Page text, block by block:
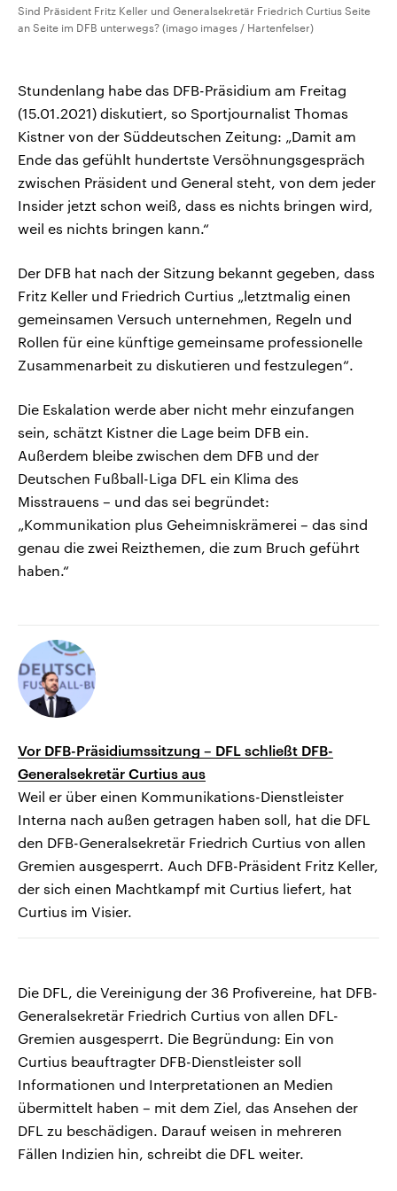
Sind Präsident Fritz Keller und Generalsekretär Friedrich Curtius Seite
an Seite im DFB unterwegs? (imago images / Hartenfelser)
Stundenlang habe das DFB-Präsidium am Freitag
(15.01.2021) diskutiert, so Sportjournalist Thomas
Kistner von der Süddeutschen Zeitung: „Damit am
Ende das gefühlt hundertste Versöhnungsgespräch
zwischen Präsident und General steht, von dem jeder
Insider jetzt schon weiß, dass es nichts bringen wird,
weil es nichts bringen kann.“
Der DFB hat nach der Sitzung bekannt gegeben, dass
Fritz Keller und Friedrich Curtius „letztmalig einen
gemeinsamen Versuch unternehmen, Regeln und
Rollen für eine künftige gemeinsame professionelle
Zusammenarbeit zu diskutieren und festzulegen“.
Die Eskalation werde aber nicht mehr einzufangen
sein, schätzt Kistner die Lage beim DFB ein.
Außerdem bleibe zwischen dem DFB und der
Deutschen Fußball-Liga DFL ein Klima des
Misstrauens – und das sei begründet:
„Kommunikation plus Geheimniskrämerei – das sind
genau die zwei Reizthemen, die zum Bruch geführt
haben.“
Vor DFB-Präsidiumssitzung – DFL schließt DFB-
Generalsekretär Curtius aus
Weil er über einen Kommunikations-Dienstleister
Interna nach außen getragen haben soll, hat die DFL
den DFB-Generalsekretär Friedrich Curtius von allen
Gremien ausgesperrt. Auch DFB-Präsident Fritz Keller,
der sich einen Machtkampf mit Curtius liefert, hat
Curtius im Visier.
Die DFL, die Vereinigung der 36 Profivereine, hat DFB-
Generalsekretär Friedrich Curtius von allen DFL-
Gremien ausgesperrt. Die Begründung: Ein von
Curtius beauftragter DFB-Dienstleister soll
Informationen und Interpretationen an Medien
übermittelt haben – mit dem Ziel, das Ansehen der
DFL zu beschädigen. Darauf weisen in mehreren
Fällen Indizien hin, schreibt die DFL weiter.